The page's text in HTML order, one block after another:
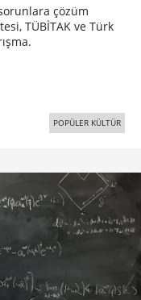
çözüm
TÜBİTAK ve Türk
POPÜLER KÜLTÜR